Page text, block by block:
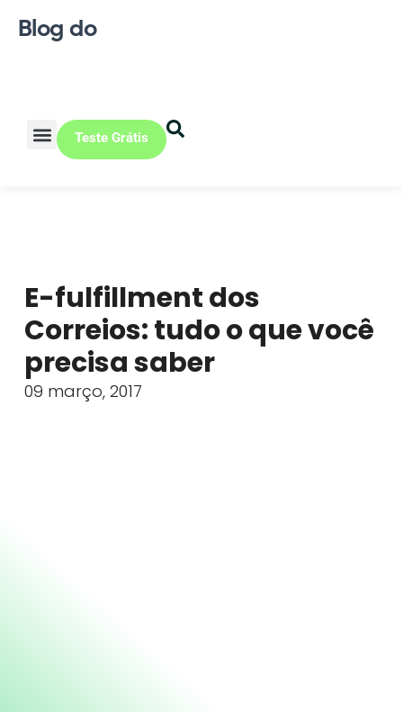
Blog do
Teste Grátis
E-fulfillment dos
Correios: tudo o que você
precisa saber
09 março, 2017